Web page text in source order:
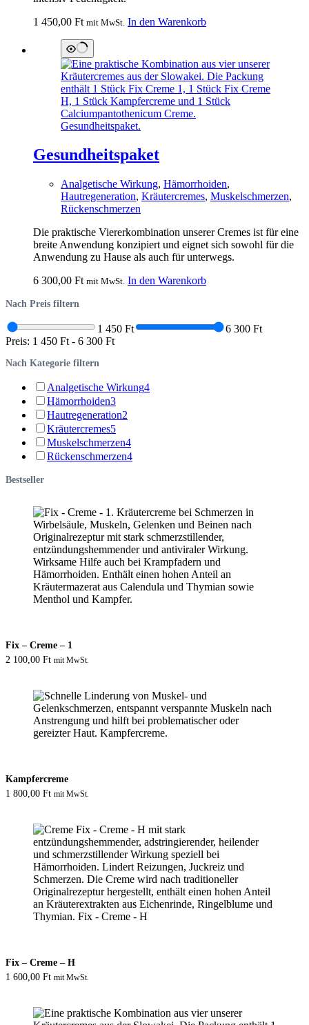
1 450,00 Ft mit MwSt. In den Warenkorb
Gesundheitspaket
Analgetische Wirkung, Hämorrhoiden,
Hautregeneration, Kräutercremes, Muskelschmerzen,
Rückenschmerzen
Die praktische Viererkombination unserer Cremes ist für eine
breite Anwendung konzipiert und eignet sich sowohl für die
Anwendung zu Hause als auch für unterwegs.
6 300,00 Ft mit MwSt. In den Warenkorb
Nach Preis filtern
1 450 Ft
6 300 Ft
Preis: 1 450 Ft - 6 300 Ft
Nach Kategorie filtern
Analgetische Wirkung4
Hämorrhoiden3
Hautregeneration2
Kräutercremes5
Muskelschmerzen4
Rückenschmerzen4
Bestseller
Fix – Creme – 1
2 100,00 Ft mit MwSt.
Kampfercreme
1 800,00 Ft mit MwSt.
Fix – Creme – H
1 600,00 Ft mit MwSt.